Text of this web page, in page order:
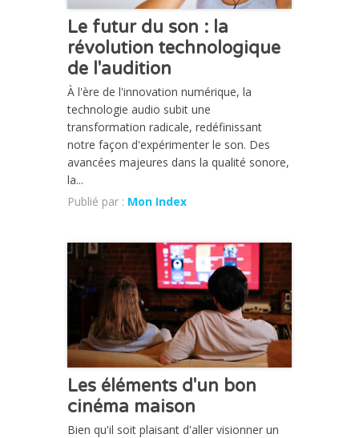
Le futur du son : la
révolution technologique
de l'audition
À l'ère de l'innovation numérique, la
technologie audio subit une
transformation radicale, redéfinissant
notre façon d'expérimenter le son. Des
avancées majeures dans la qualité sonore,
la...
Publié par : Mon Index
CHRONIQUE
Les éléments d'un bon
cinéma maison
Bien qu'il soit plaisant d'aller visionner un